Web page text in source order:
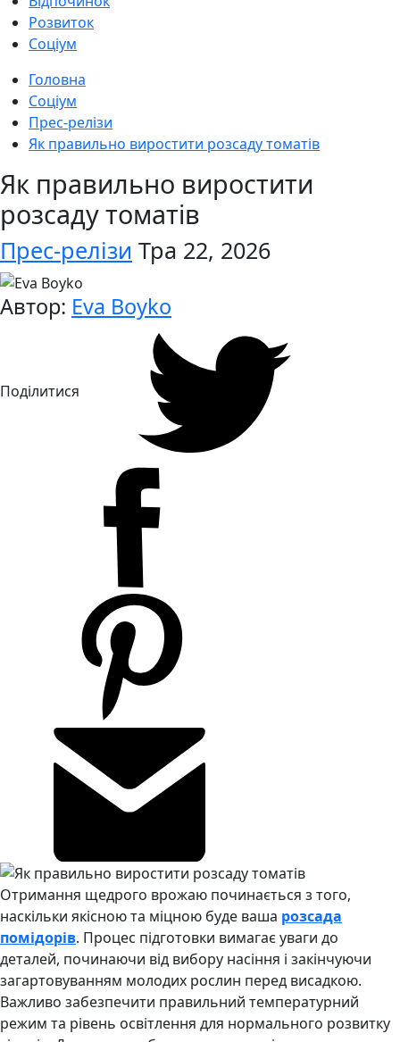
Розвиток
Соціум
Головна
Соціум
Прес-релізи
Як правильно виростити розсаду томатів
Як правильно виростити
розсаду томатів
Прес-релізи Тра 22, 2026
Автор: Eva Boyko
Поділитися
Отримання щедрого врожаю починається з того,
наскільки якісною та міцною буде ваша розсада
помідорів. Процес підготовки вимагає уваги до
деталей, починаючи від вибору насіння і закінчуючи
загартовуванням молодих рослин перед висадкою.
Важливо забезпечити правильний температурний
режим та рівень освітлення для нормального розвитку